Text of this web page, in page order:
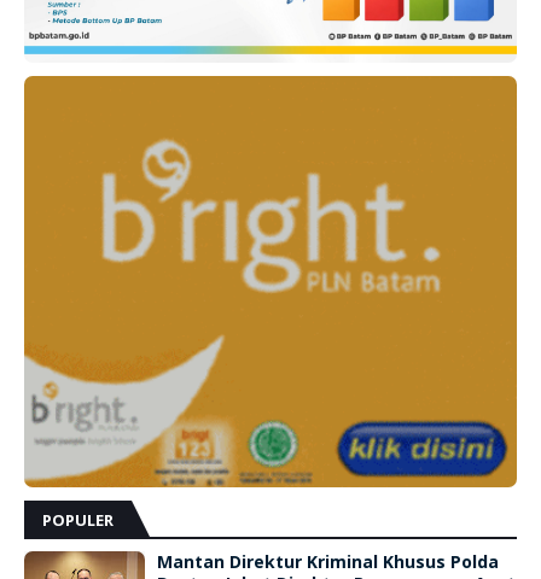
POPULER
Mantan Direktur Kriminal Khusus Polda